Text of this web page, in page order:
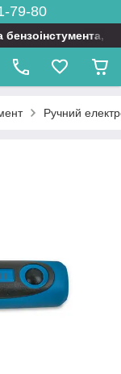
79-80
бензоінстумента,
Ручний